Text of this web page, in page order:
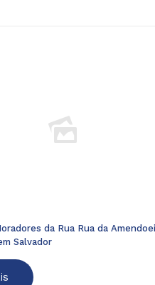
da Rua Rua da
Salvador